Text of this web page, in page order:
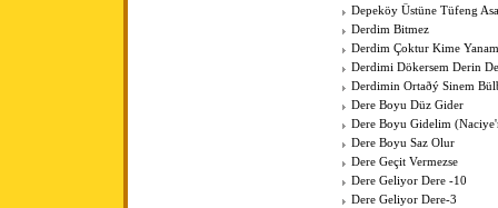
Depeköy Üstüne Tüfeng
Derdim Bitmez
Derdim Çoktur Kime
Derdimi Dökersem Derin
Derdimin Ortaðý Sinem
Dere Boyu Düz Gider
Dere Boyu Gidelim
Dere Boyu Saz Olur
Dere Geçit Vermezse
Dere Geliyor Dere -10
Dere Geliyor Dere-3